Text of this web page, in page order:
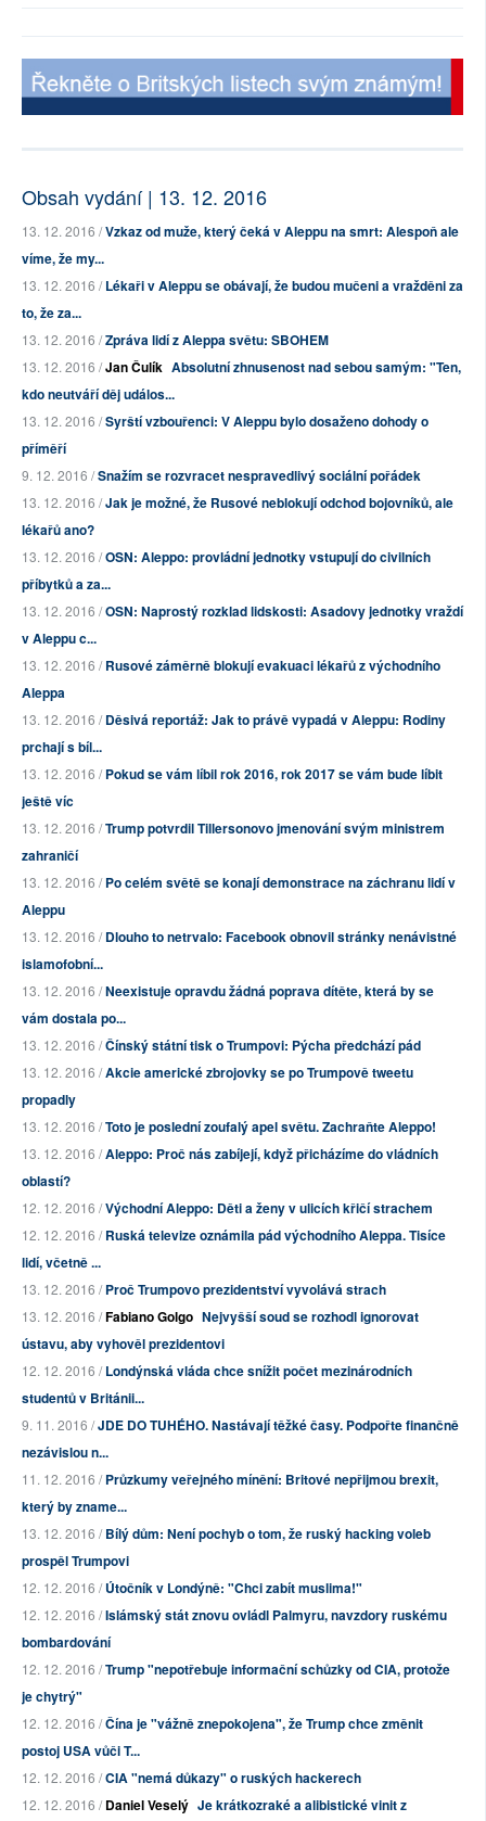
Obsah vydání | 13. 12. 2016
13. 12. 2016 /Vzkaz od muže, který čeká v Aleppu na smrt: Alespoň ale
víme, že my...
13. 12. 2016 /Lékaři v Aleppu se obávají, že budou mučeni a vražděni za
to, že za...
13. 12. 2016 /Zpráva lidí z Aleppa světu: SBOHEM
13. 12. 2016 /Jan Čulík Absolutní zhnusenost nad sebou samým: "Ten,
kdo neutváří děj událos...
13. 12. 2016 /Syrští vzbouřenci: V Aleppu bylo dosaženo dohody o
příměří
9. 12. 2016 /Snažím se rozvracet nespravedlivý sociální pořádek
13. 12. 2016 /Jak je možné, že Rusové neblokují odchod bojovníků, ale
lékařů ano?
13. 12. 2016 /OSN: Aleppo: provládní jednotky vstupují do civilních
příbytků a za...
13. 12. 2016 /OSN: Naprostý rozklad lidskosti: Asadovy jednotky vraždí
v Aleppu c...
13. 12. 2016 /Rusové záměrně blokují evakuaci lékařů z východního
Aleppa
13. 12. 2016 /Děsivá reportáž: Jak to právě vypadá v Aleppu: Rodiny
prchají s bíl...
13. 12. 2016 /Pokud se vám líbil rok 2016, rok 2017 se vám bude líbit
ještě víc
13. 12. 2016 /Trump potvrdil Tillersonovo jmenování svým ministrem
zahraničí
13. 12. 2016 /Po celém světě se konají demonstrace na záchranu lidí v
Aleppu
13. 12. 2016 /Dlouho to netrvalo: Facebook obnovil stránky nenávistné
islamofobní...
13. 12. 2016 /Neexistuje opravdu žádná poprava dítěte, která by se
vám dostala po...
13. 12. 2016 /Čínský státní tisk o Trumpovi: Pýcha předchází pád
13. 12. 2016 /Akcie americké zbrojovky se po Trumpově tweetu
propadly
13. 12. 2016 /Toto je poslední zoufalý apel světu. Zachraňte Aleppo!
13. 12. 2016 /Aleppo: Proč nás zabíjejí, když přicházíme do vládních
oblastí?
12. 12. 2016 /Východní Aleppo: Děti a ženy v ulicích křičí strachem
12. 12. 2016 /Ruská televize oznámila pád východního Aleppa. Tisíce
lidí, včetně ...
13. 12. 2016 /Proč Trumpovo prezidentství vyvolává strach
13. 12. 2016 /Fabiano Golgo Nejvyšší soud se rozhodl ignorovat
ústavu, aby vyhověl prezidentovi
12. 12. 2016 /Londýnská vláda chce snížit počet mezinárodních
studentů v Británii...
9. 11. 2016 /JDE DO TUHÉHO. Nastávají těžké časy. Podpořte finančně
nezávislou n...
11. 12. 2016 /Průzkumy veřejného mínění: Britové nepřijmou brexit,
který by zname...
13. 12. 2016 /Bílý dům: Není pochyb o tom, že ruský hacking voleb
prospěl Trumpovi
12. 12. 2016 /Útočník v Londýně: "Chci zabít muslima!"
12. 12. 2016 /Islámský stát znovu ovládl Palmyru, navzdory ruskému
bombardování
12. 12. 2016 /Trump "nepotřebuje informační schůzky od CIA, protože
je chytrý"
12. 12. 2016 /Čína je "vážně znepokojena", že Trump chce změnit
postoj USA vůči T...
12. 12. 2016 /CIA "nemá důkazy" o ruských hackerech
12. 12. 2016 /Daniel Veselý Je krátkozraké a alibistické vinit z